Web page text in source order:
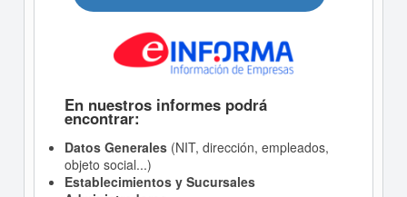
En nuestros informes podrá
encontrar:
Datos Generales(NIT, dirección, empleados,
objeto social...)
Establecimientos y Sucursales